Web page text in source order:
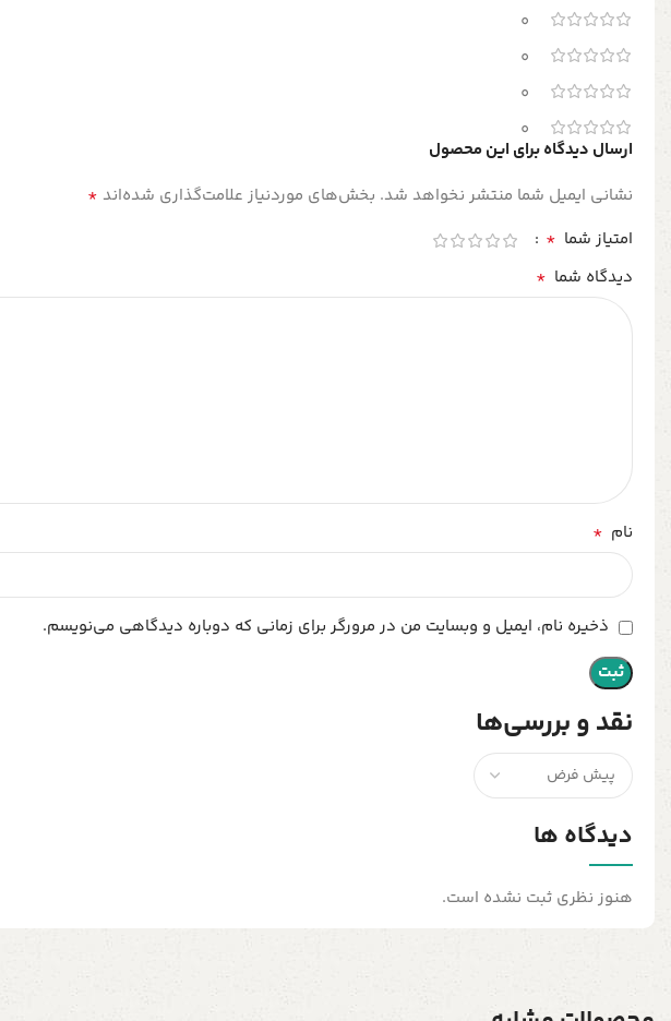
0
0
0
0
نقد و بررسی‌ها
دیدگاه ها
هنوز نظری ثبت نشده است.
ارسال دیدگاه برای این محصول
نشانی ایمیل شما منتشر نخواهد شد. بخش‌های موردنیاز علامت‌گذاری شده‌اند *
امتیاز شما *
دیدگاه شما *
نام *
ذخیره نام، ایمیل و وبسایت من در مرورگر برای زمانی که دوباره دیدگاهی می‌نویسم.